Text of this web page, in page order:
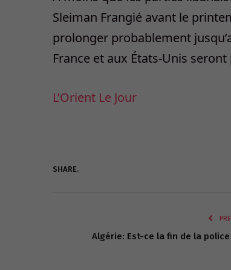
Sleiman Frangié avant le
prolonger probablement
France et aux États-Unis
L’Orient Le Jour
SHARE.
Algérie: Est-ce la fin de la